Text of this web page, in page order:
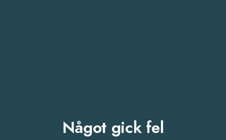
Något gick fel